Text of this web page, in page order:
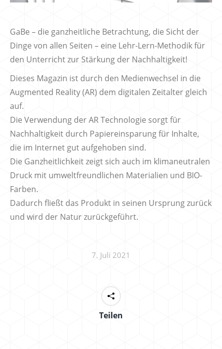
GaBe – die ganzheitliche Betrachtung, die Sicht der
Dinge von allen Seiten – eine Lehr-Lern-Methodik für
den Unterricht zur Stärkung der Nachhaltigkeit!
Dieses Magazin ist durch den Medienwechsel in die
Augmented Reality (AR) dem digitalen Zeitalter gleich
auf.
Die Verwendung der AR Technologie sorgt für
Nachhaltigkeit durch Papiereinsparung für Inhalte,
die im Internet gut aufgehoben sind.
Die Ganzheitlichkeit zeigt sich auch im klimaneutralen
Druck mit umweltfreundlichen Materialien und BIO-
Farben.
Dadurch fließt das Produkt in seinen Ursprung zurück
und wird der Natur zurückgeführt.
7. Juli 2021
Teilen